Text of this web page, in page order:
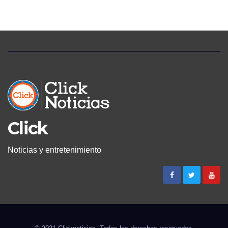
Click
Noticias y entretenimiento